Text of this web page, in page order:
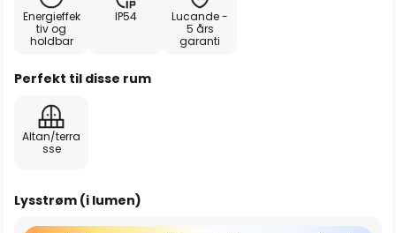
Energieffek
tiv og
holdbar
IP54
Lucande -
5 års
garanti
Perfekt til disse rum
Altan/terra
sse
Lysstrøm (i lumen)